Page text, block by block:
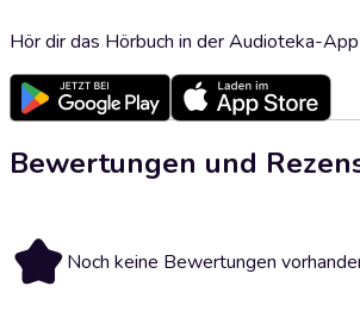
Hör dir das Hörbuch in der Audioteka-
Bewertungen und
Noch keine Bewertungen